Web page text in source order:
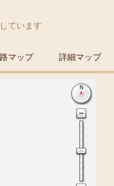
ています
マップ 詳細マップ